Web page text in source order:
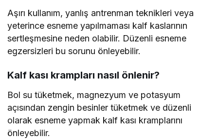
Aşırı kullanım, yanlış antrenman teknikleri veya
yeterince esneme yapılmaması kalf kaslarının
sertleşmesine neden olabilir. Düzenli esneme
egzersizleri bu sorunu önleyebilir.
Kalf kası krampları nasıl önlenir?
Bol su tüketmek, magnezyum ve potasyum
açısından zengin besinler tüketmek ve düzenli
olarak esneme yapmak kalf kası kramplarını
önleyebilir.